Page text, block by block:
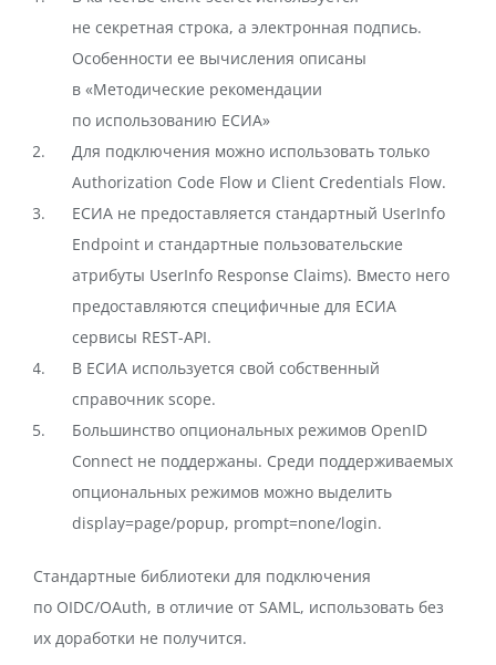
не секретная строка, а электронная подпись.
Особенности ее вычисления описаны
в «Методические рекомендации
по использованию ЕСИА»
Для подключения можно использовать только
Authorization Code Flow и Client Credentials Flow.
ЕСИА не предоставляется стандартный UserInfo
Endpoint и стандартные пользовательские
атрибуты UserInfo Response Claims). Вместо него
предоставляются специфичные для ЕСИА
сервисы REST-API.
В ЕСИА используется свой собственный
справочник scope.
Большинство опциональных режимов OpenID
Connect не поддержаны. Среди поддерживаемых
опциональных режимов можно выделить
display=page/popup, prompt=none/login.
Стандартные библиотеки для подключения
по OIDC/OAuth, в отличие от SAML, использовать без
их доработки не получится.